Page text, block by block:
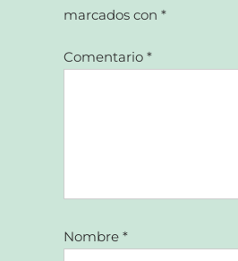
marcados con*
Comentario*
Nombre*